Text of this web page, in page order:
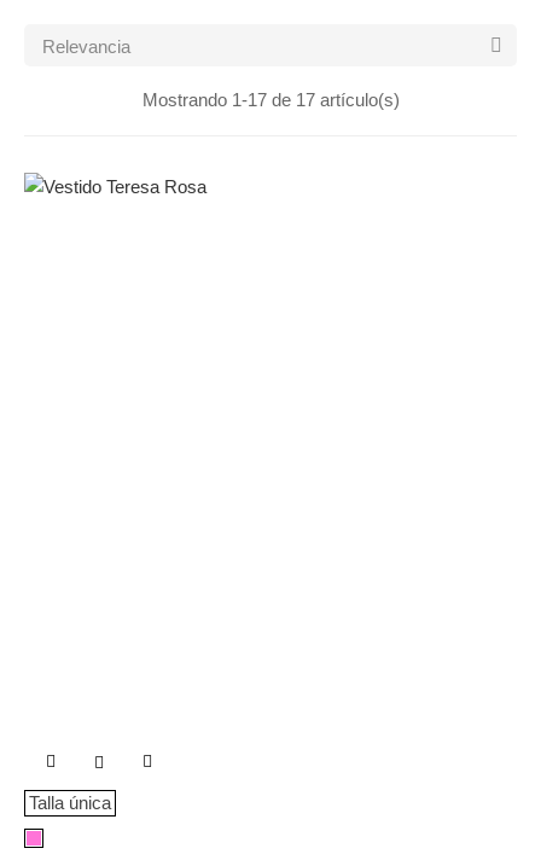
Relevancia 
Mostrando 1-17 de 17 artículo(s)

Talla única
Rosa